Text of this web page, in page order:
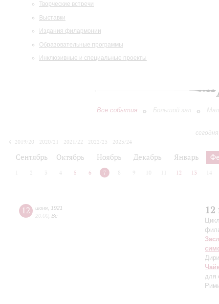
Творческие встречи
Выставки
Издания филармонии
Образовательные программы
Инклюзивные и специальные проекты
Все события Большой зал
2019/20
2020/21 2021/22 2022/23
2023/24
Сентябрь Октябрь Ноябрь Декабрь Январь
2 3 4 5 6 7 8 9 10 12 13 14
12 июня
1921
20:00 Вс
для